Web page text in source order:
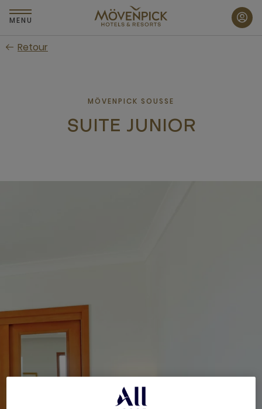
Passer
au
principal
MENU
Retour
MÖVENPICK SOUSSE
SUITE JUNIOR